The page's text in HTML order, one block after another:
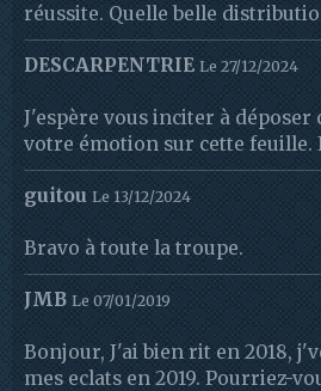
réussite. Quelle belle
DESCARPENTRIE Le 27/12/2024
J'espère vous inciter à déposer
votre émotion sur cette feuille.
guitou Le 13/12/2024
Bravo à toute la troupe.
JMB Le 07/01/2019
Bonjour, J'ai bien rit en 2018,
mes eclats en 2019. Pourriez-